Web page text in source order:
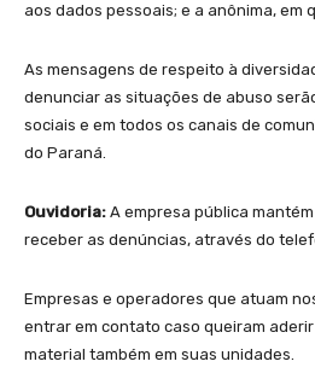
aos dados pessoais; e a anônima, em
As mensagens de respeito à
denunciar as situações de abuso
sociais e em todos os canais de
do Paraná.
Ouvidoria: A empresa pública
receber as denúncias, através do
Empresas e operadores que atuam
entrar em contato caso queiram
material também em suas unidades.